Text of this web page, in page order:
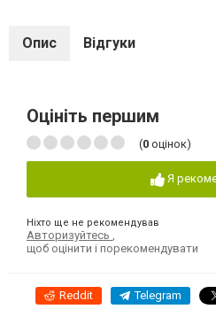
Опис Відгуки
Оцініть першим
(0 оцінок)
Я
Ніхто ще не рекомендував
Авторизуйтесь
щоб оцінити і порекомендувати
Reddit Telegram